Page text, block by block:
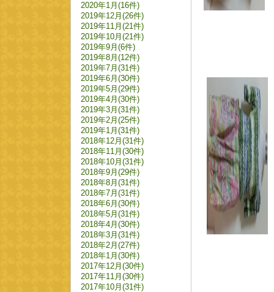
2020年1月(16件)
2019年12月(26件)
2019年11月(21件)
2019年10月(21件)
2019年9月(6件)
2019年8月(12件)
2019年7月(31件)
2019年6月(30件)
2019年5月(29件)
2019年4月(30件)
2019年3月(31件)
2019年2月(25件)
2019年1月(31件)
2018年12月(31件)
2018年11月(30件)
2018年10月(31件)
2018年9月(29件)
2018年8月(31件)
2018年7月(31件)
2018年6月(30件)
2018年5月(31件)
2018年4月(30件)
2018年3月(31件)
2018年2月(27件)
2018年1月(30件)
2017年12月(30件)
2017年11月(30件)
2017年10月(31件)